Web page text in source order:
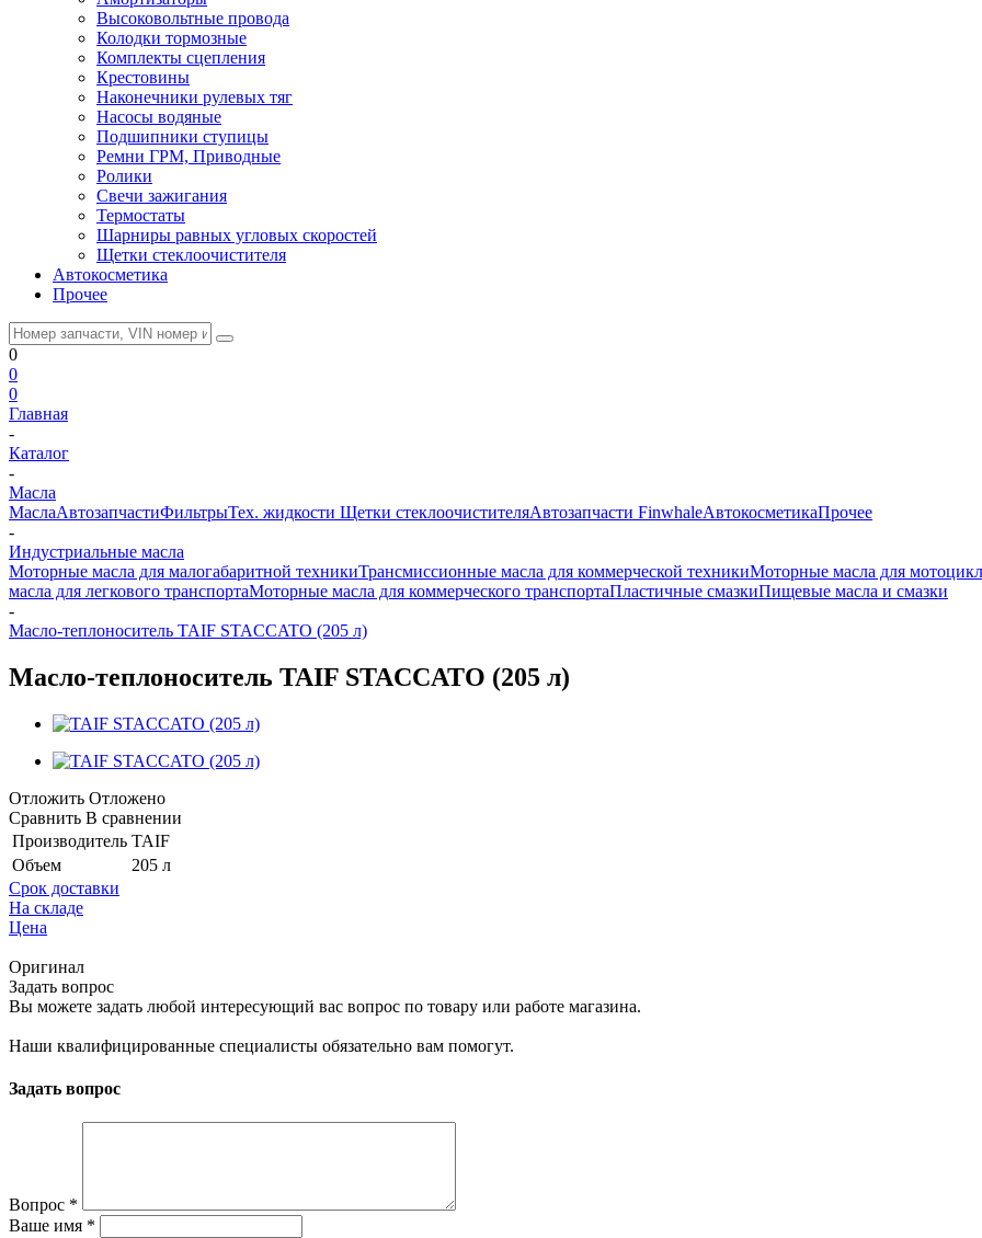
Высоковольтные провода
Колодки тормозные
Комплекты сцепления
Крестовины
Наконечники рулевых тяг
Насосы водяные
Подшипники ступицы
Ремни ГРМ, Приводные
Ролики
Свечи зажигания
Термостаты
Шарниры равных угловых скоростей
Щетки стеклоочистителя
Автокосметика
Прочее
0
0
0
Главная
-
Каталог
-
Масла
МаслаАвтозапчастиФильтрыТех. жидкости Щетки стеклоочистителяАвтозапчасти FinwhaleАвтокосметикаПрочее
-
Индустриальные масла
Моторные масла для малогабаритной техникиТрансмиссионные масла для коммерческой техникиМоторные масла для
масла для легкового транспортаМоторные масла для коммерческого транспортаПластичные смазкиПищевые масла и смазки
-
Масло-теплоноситель TAIF STACCATO (205 л)
Масло-теплоноситель TAIF STACCATO (205 л)
Отложить Отложено
Сравнить В сравнении
Производитель TAIF
Объем
205 л
Срок доставки
На складе
Цена
Оригинал
Задать вопрос
Вы можете задать любой интересующий вас вопрос по товару или работе магазина.
Наши квалифицированные специалисты обязательно вам помогут.
Задать вопрос
Вопрос *
Ваше имя *